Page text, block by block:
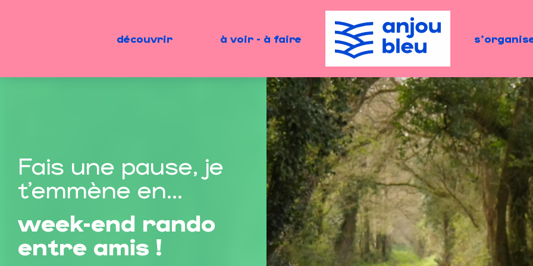
découvrir à voir - à faire
Fais une pause, je
t'emmène en...
week-end rando
entre amis !